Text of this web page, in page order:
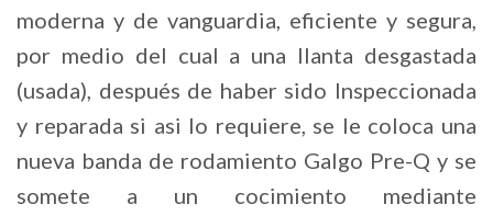
moderna y de vanguardia, eficiente y segura,
por medio del cual a una llanta desgastada
(usada), después de haber sido Inspeccionada
y reparada si asi lo requiere, se le coloca una
nueva banda de rodamiento Galgo Pre-Q y se
somete a un cocimiento mediante